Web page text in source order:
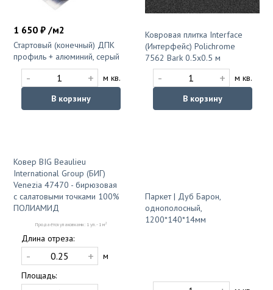
1 650 ₽ /м2
Стартовый (конечный) ДПК
профиль + алюминий, серый
- +
м кв.
В корзину
Ковровая плитка Interface
(Интерфейс) Polichrome
7562 Bark 0.5x0.5 м
- +
м кв.
В корзину
Ковер BIG Beaulieu
International Group (БИГ)
Venezia 47470 - бирюзовая
с салатовыми точками 100%
ПОЛИАМИД
Продаётся упаковками: 1 уп. - 1 м2
Длина отреза:
- +
м
Площадь:
Паркет | Дуб Барон,
однополосный,
1200*140*14мм